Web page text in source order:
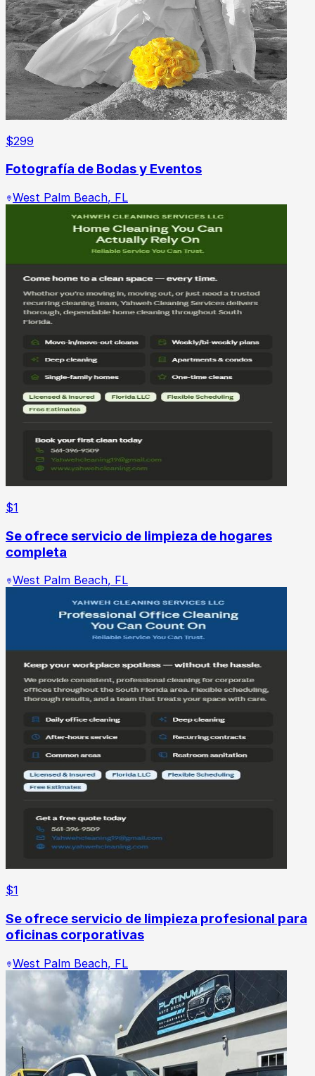
$299
Fotografía de Bodas y Eventos
West Palm Beach, FL
$1
Se ofrece servicio de limpieza de hogares
completa
West Palm Beach, FL
$1
Se ofrece servicio de limpieza profesional para
oficinas corporativas
West Palm Beach, FL